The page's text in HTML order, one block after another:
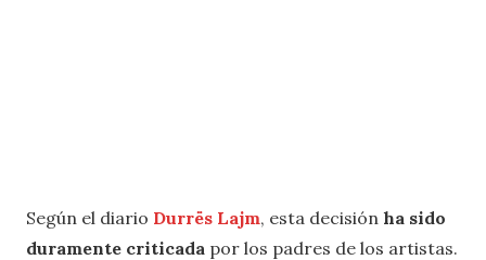
Según el diario Durrës Lajm, esta decisión ha sido
duramente criticada por los padres de los artistas.